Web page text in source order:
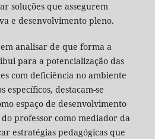
soluções que assegurem
e desenvolvimento pleno.
analisar de que forma a
para a potencialização das
com deficiência no ambiente
específicos, destacam-se
espaço de desenvolvimento
professor como mediador da
estratégias pedagógicas que